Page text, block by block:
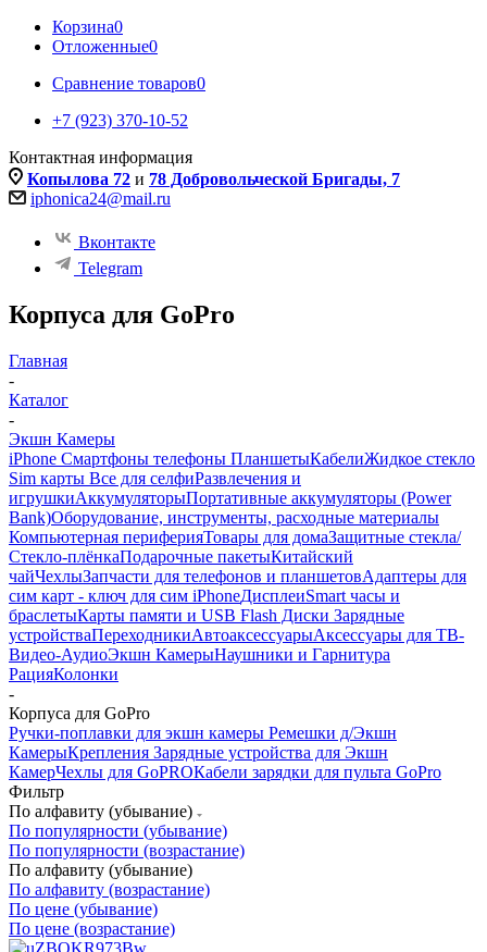
Корзина0
Отложенные0
Сравнение товаров0
+7 (923) 370-10-52
Контактная информация
Копылова 72 и 78 Добровольческой Бригады, 7
iphonica24@mail.ru
Вконтакте
Telegram
Корпуса для GoPro
Главная
-
Каталог
-
Экшн Камеры
iPhone Смартфоны телефоны ПланшетыКабелиЖидкое стекло
Sim карты Все для селфиРазвлечения и
игрушкиАккумуляторыПортативные аккумуляторы (Power
Bank)Оборудование, инструменты, расходные материалы
Компьютерная периферияТовары для домаЗащитные стекла/
Стекло-плёнкаПодарочные пакетыКитайский
чайЧехлыЗапчасти для телефонов и планшетовАдаптеры для
сим карт - ключ для сим iPhoneДисплеиSmart часы и
браслетыКарты памяти и USB Flash Диски Зарядные
устройстваПереходникиАвтоаксессуарыАксессуары для ТВ-
Видео-АудиоЭкшн КамерыНаушники и Гарнитура
РацияКолонки
-
Корпуса для GoPro
Ручки-поплавки для экшн камеры Ремешки д/Экшн
КамерыКрепления Зарядные устройства для Экшн
КамерЧехлы для GoPROКабели зарядки для пульта GoPro
Фильтр
По алфавиту (убывание)
По популярности (убывание)
По популярности (возрастание)
По алфавиту (убывание)
По алфавиту (возрастание)
По цене (убывание)
По цене (возрастание)